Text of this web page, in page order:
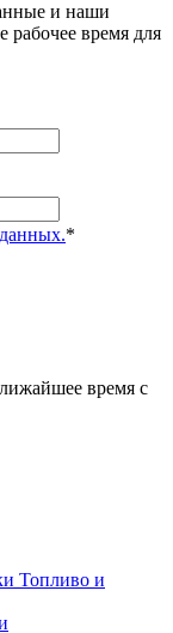
и наши
время для
*
время с
Топливо и